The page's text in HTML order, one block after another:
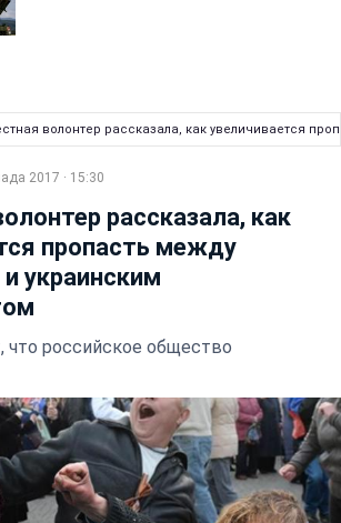
волонтер рассказала, как увеличивается
2017 · 15:30
рассказала, как
пропасть между
украинским
что российское общество